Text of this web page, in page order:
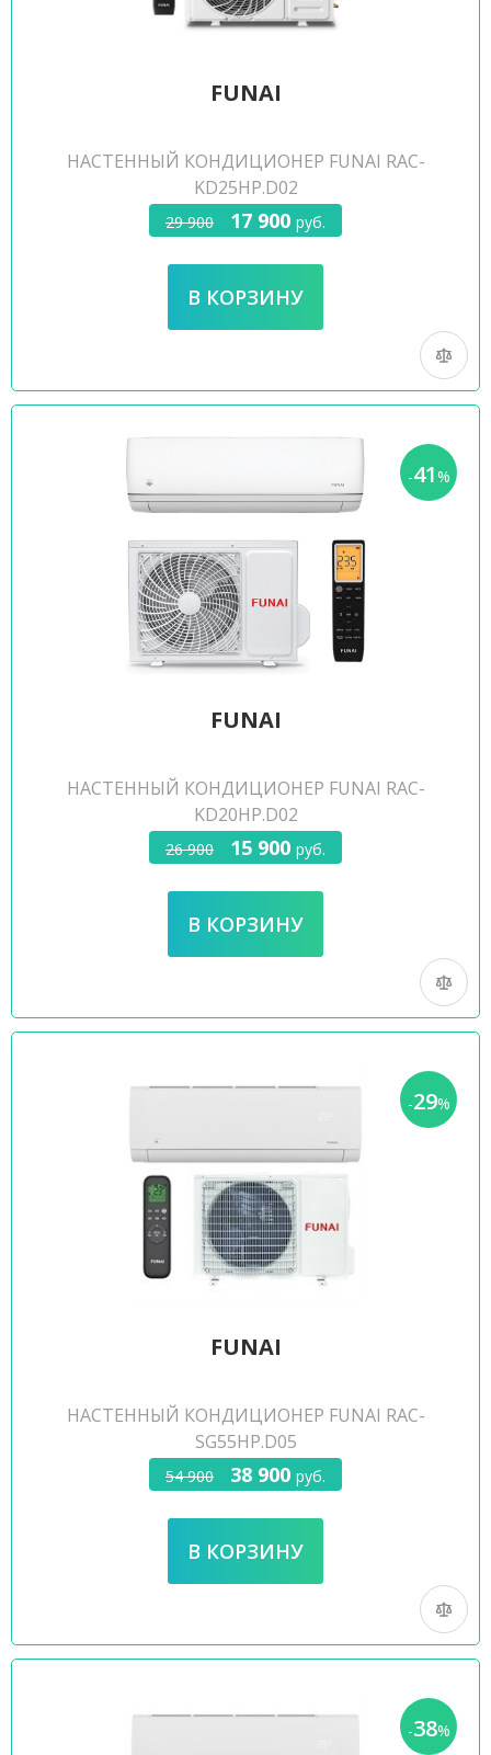
FUNAI
НАСТЕННЫЙ КОНДИЦИОНЕР FUNAI RAC-
KD25HP.D02
29 900 17 900 руб.
-41%
FUNAI
НАСТЕННЫЙ КОНДИЦИОНЕР FUNAI RAC-
KD20HP.D02
26 900 15 900 руб.
-29%
FUNAI
НАСТЕННЫЙ КОНДИЦИОНЕР FUNAI RAC-
SG55HP.D05
54 900 38 900 руб.
-38%